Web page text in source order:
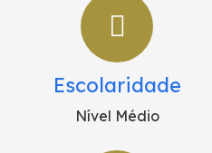
Escolaridade
Nível Médio